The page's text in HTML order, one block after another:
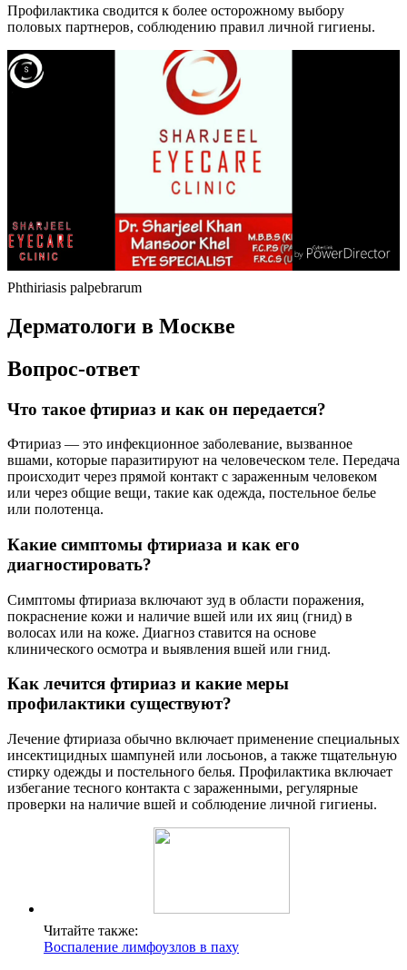
Профилактика сводится к более осторожному выбору
половых партнеров, соблюдению правил личной гигиены.
Phthiriasis palpebrarum
Дерматологи в Москве
Вопрос-ответ
Что такое фтириаз и как он передается?
Фтириаз — это инфекционное заболевание, вызванное
вшами, которые паразитируют на человеческом теле. Передача
происходит через прямой контакт с зараженным человеком
или через общие вещи, такие как одежда, постельное белье
или полотенца.
Какие симптомы фтириаза и как его
диагностировать?
Симптомы фтириаза включают зуд в области поражения,
покраснение кожи и наличие вшей или их яиц (гнид) в
волосах или на коже. Диагноз ставится на основе
клинического осмотра и выявления вшей или гнид.
Как лечится фтириаз и какие меры
профилактики существуют?
Лечение фтириаза обычно включает применение специальных
инсектицидных шампуней или лосьонов, а также тщательную
стирку одежды и постельного белья. Профилактика включает
избегание тесного контакта с зараженными, регулярные
проверки на наличие вшей и соблюдение личной гигиены.
Читайте также:
Воспаление лимфоузлов в паху